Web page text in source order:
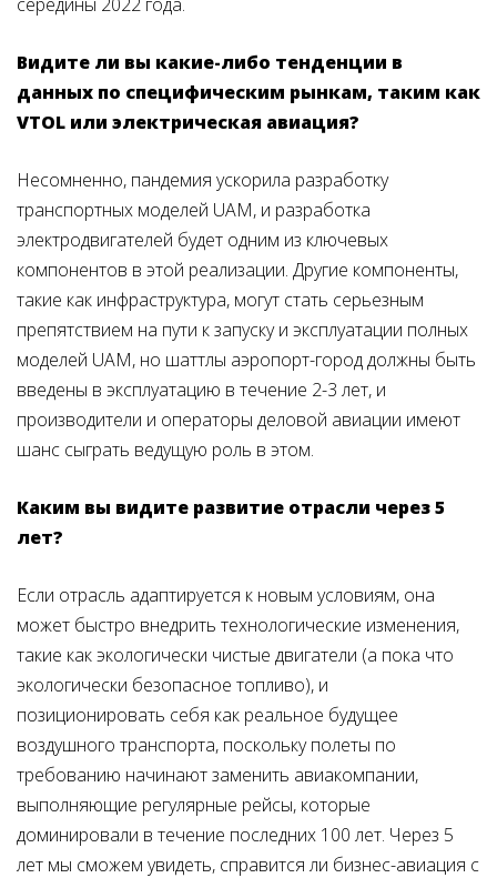
Видите ли вы какие-либо тенденции в
данных по специфическим рынкам, таким как
VTOL или электрическая авиация?
Несомненно, пандемия ускорила разработку
транспортных моделей UAM, и разработка
электродвигателей будет одним из ключевых
компонентов в этой реализации. Другие компоненты,
такие как инфраструктура, могут стать серьезным
препятствием на пути к запуску и эксплуатации полных
моделей UAM, но шаттлы аэропорт-город должны быть
введены в эксплуатацию в течение 2-3 лет, и
производители и операторы деловой авиации имеют
шанс сыграть ведущую роль в этом.
Каким вы видите развитие отрасли через 5
лет?
Если отрасль адаптируется к новым условиям, она
может быстро внедрить технологические изменения,
такие как экологически чистые двигатели (а пока что
экологически безопасное топливо), и
позиционировать себя как реальное будущее
воздушного транспорта, поскольку полеты по
требованию начинают заменить авиакомпании,
выполняющие регулярные рейсы, которые
доминировали в течение последних 100 лет. Через 5
лет мы сможем увидеть, справится ли бизнес-авиация с